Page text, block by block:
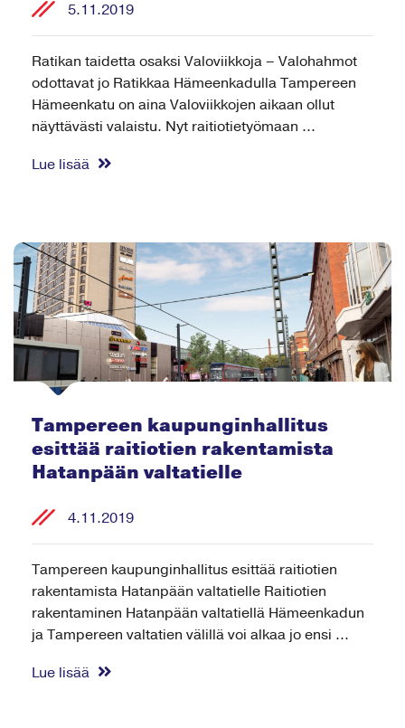
5.11.2019
Ratikan taidetta osaksi Valoviikkoja – Valohahmot
odottavat jo Ratikkaa Hämeenkadulla Tampereen
Hämeenkatu on aina Valoviikkojen aikaan ollut
näyttävästi valaistu. Nyt raitiotietyömaan ...
Lue lisää
Tampereen kaupunginhallitus
esittää raitiotien rakentamista
Hatanpään valtatielle
4.11.2019
Tampereen kaupunginhallitus esittää raitiotien
rakentamista Hatanpään valtatielle Raitiotien
rakentaminen Hatanpään valtatiellä Hämeenkadun
ja Tampereen valtatien välillä voi alkaa jo ensi ...
Lue lisää